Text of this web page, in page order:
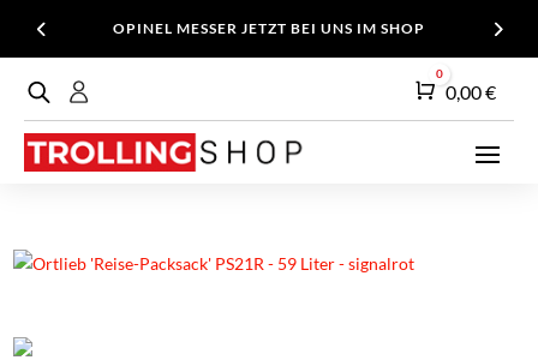
OPINEL MESSER JETZT BEI UNS IM SHOP
Warenkorb
0
0,00€